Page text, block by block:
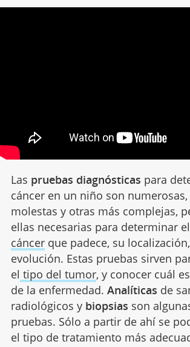
Las pruebas diagnósticas para
cáncer en un niño son
molestas y otras más complejas,
ellas necesarias para determinar el
cáncerque padece, su
evolución. Estas pruebas sirven
el tipo del tumor, y conocer cuál
de la enfermedad. Analíticas de
radiológicos y biopsias son
pruebas. Sólo a partir de ahí se
el tipo de tratamiento más